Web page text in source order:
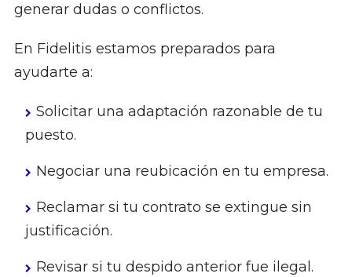
generar dudas o conflictos.
En Fidelitis estamos preparados para
ayudarte a:
Solicitar una adaptación razonable de tu
puesto.
Negociar una reubicación en tu empresa.
Reclamar si tu contrato se extingue sin
justificación.
Revisar si tu despido anterior fue ilegal.